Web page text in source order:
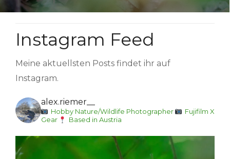
Instagram Feed
Meine aktuellsten Posts findet ihr auf
Instagram.
alex.riemer__
Hobby Nature/Wildlife Photographer
Fujifilm X
Gear
Based in Austria